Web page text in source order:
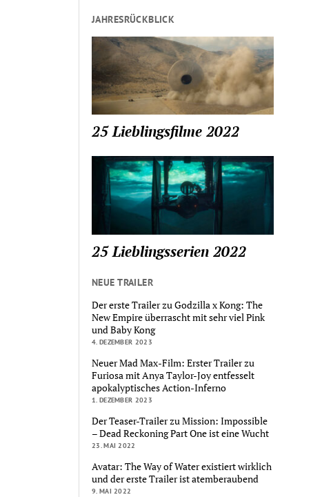
JAHRESRÜCKBLICK
25 Lieblingsfilme 2022
25 Lieblingsserien 2022
NEUE TRAILER
Der erste Trailer zu Godzilla x Kong: The
New Empire überrascht mit sehr viel Pink
und Baby Kong
4. DEZEMBER 2023
Neuer Mad Max-Film: Erster Trailer zu
Furiosa mit Anya Taylor-Joy entfesselt
apokalyptisches Action-Inferno
1. DEZEMBER 2023
Der Teaser-Trailer zu Mission: Impossible
– Dead Reckoning Part One ist eine Wucht
23. MAI 2022
Avatar: The Way of Water existiert wirklich
und der erste Trailer ist atemberaubend
9. MAI 2022